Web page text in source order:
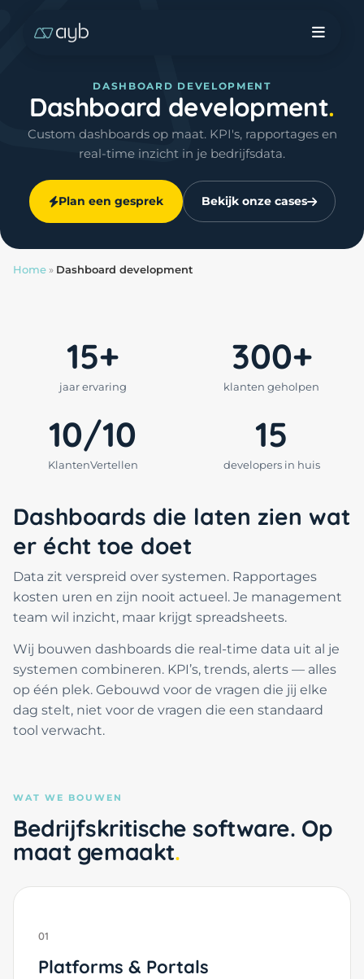
DASHBOARD DEVELOPMENT
Dashboard development
Custom dashboards op maat. KPI's, rapportages en
real-time inzicht in je bedrijfsdata.
Plan een gesprek Bekijk onze cases
Home » Dashboard development
15+
jaar ervaring
300+
klanten geholpen
10/10
KlantenVertellen
15
developers in huis
Dashboards die laten zien wat
er écht toe doet
Data zit verspreid over systemen. Rapportages
kosten uren en zijn nooit actueel. Je management
team wil inzicht, maar krijgt spreadsheets.
Wij bouwen dashboards die real-time data uit al je
systemen combineren. KPI’s, trends, alerts — alles
op één plek. Gebouwd voor de vragen die jij elke
dag stelt, niet voor de vragen die een standaard
tool verwacht.
WAT WE BOUWEN
Bedrijfskritische software. Op
maat gemaakt
01
Platforms & Portals